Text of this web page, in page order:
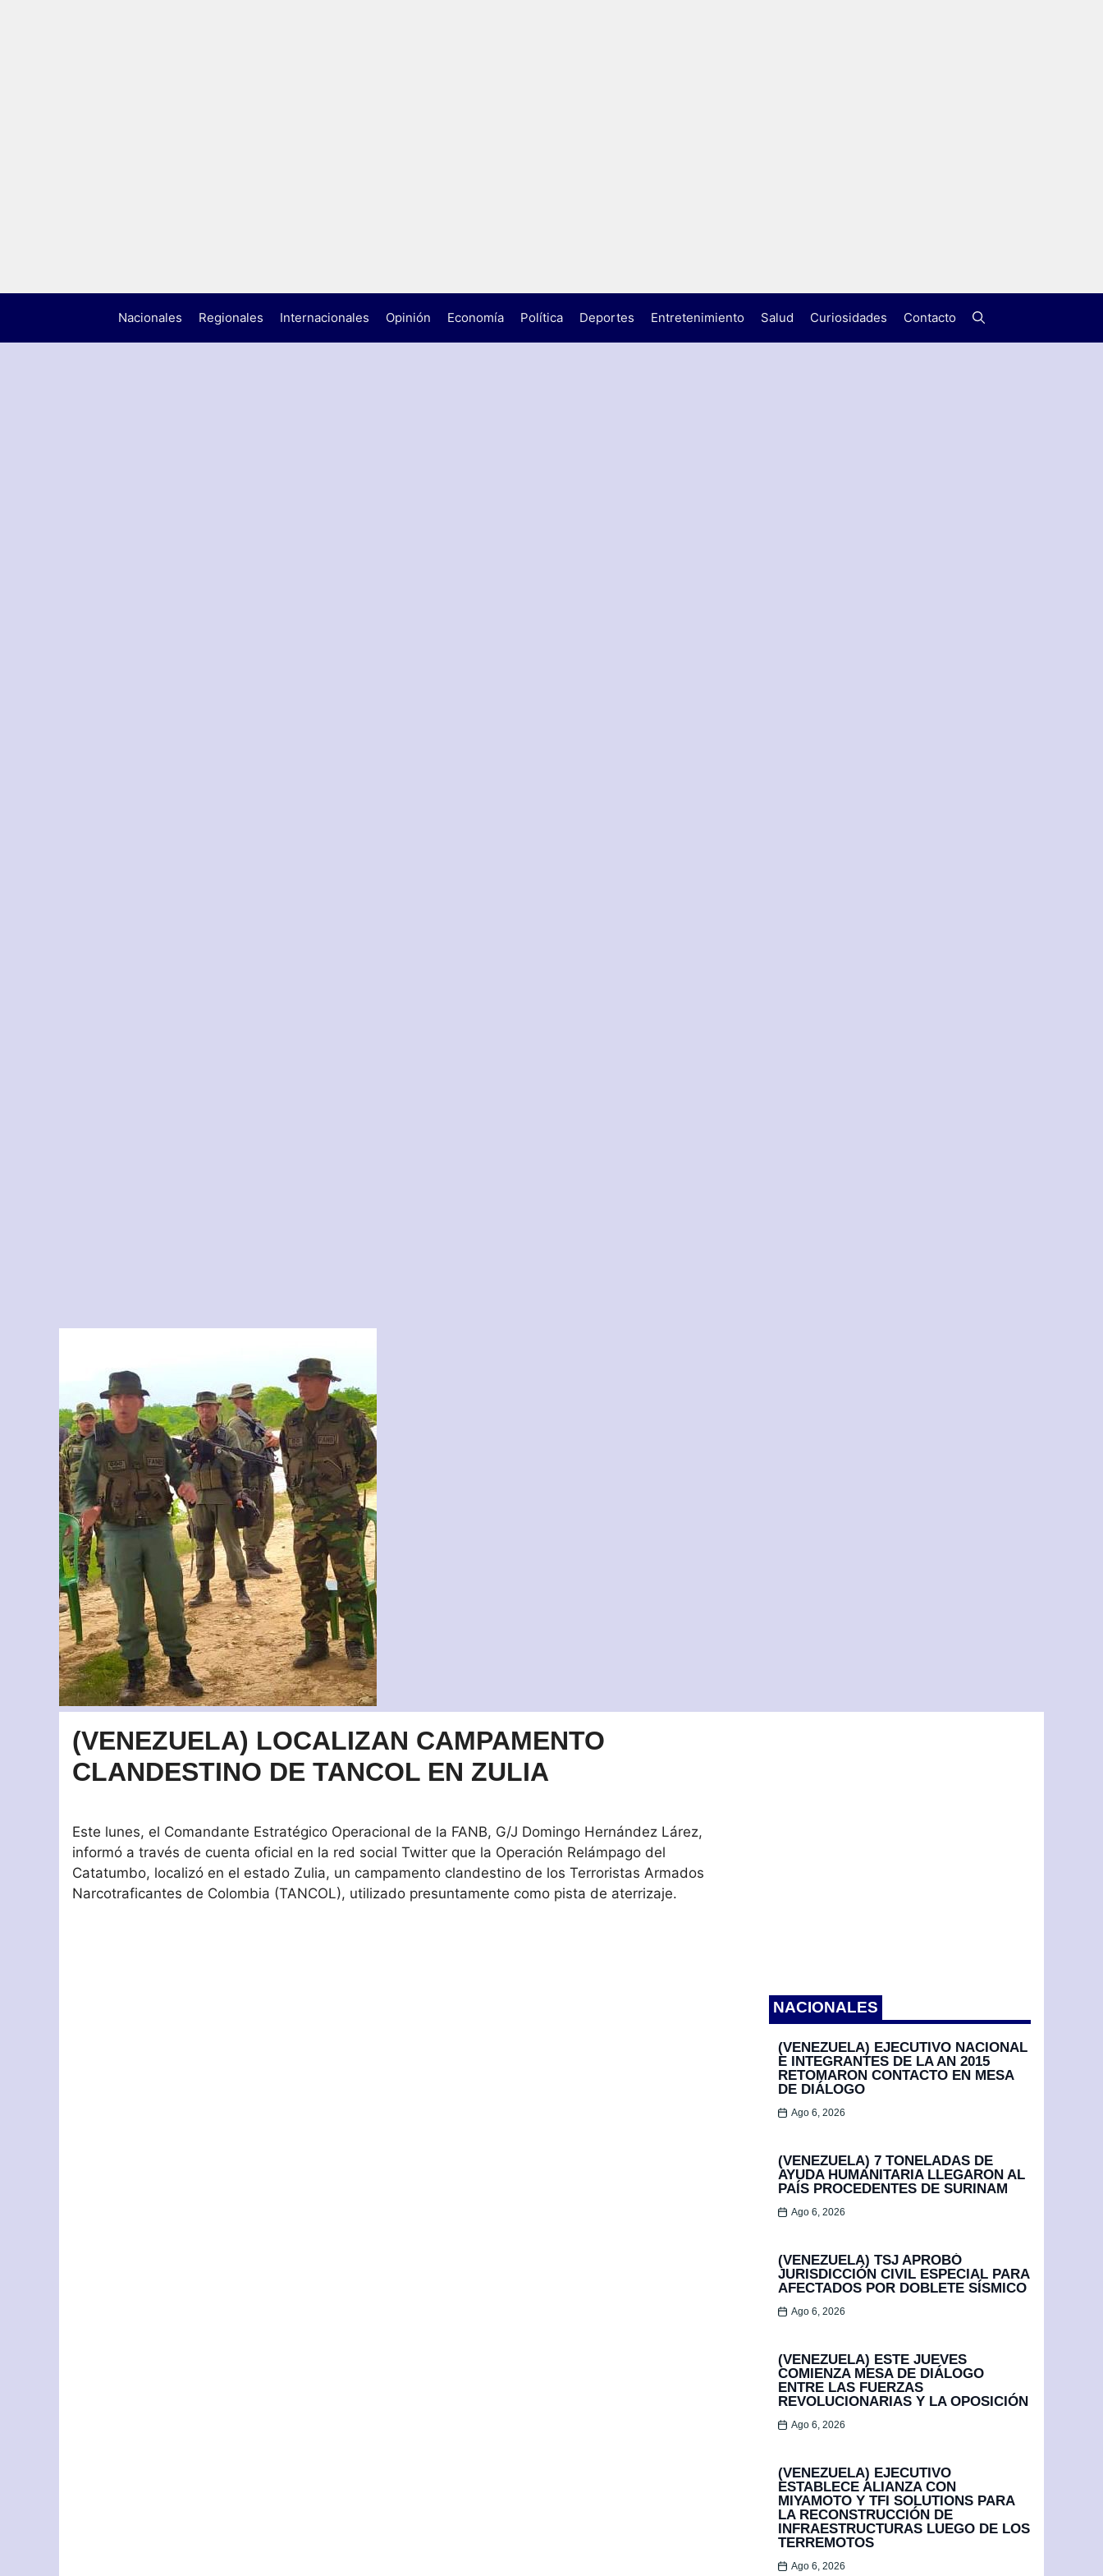
Nacionales Regionales Internacionales Opinión Economía Política Deportes Entretenimiento Salud Curiosidades Contacto
(VENEZUELA) LOCALIZAN CAMPAMENTO
CLANDESTINO DE TANCOL EN ZULIA
Este lunes, el Comandante Estratégico Operacional de la FANB, G/J Domingo Hernández Lárez,
informó a través de cuenta oficial en la red social Twitter que la Operación Relámpago del
Catatumbo, localizó en el estado Zulia, un campamento clandestino de los Terroristas Armados
Narcotraficantes de Colombia (TANCOL), utilizado presuntamente como pista de aterrizaje.
NACIONALES
(VENEZUELA) EJECUTIVO NACIONAL
E INTEGRANTES DE LA AN 2015
RETOMARON CONTACTO EN MESA
DE DIÁLOGO
Ago 6, 2026
(VENEZUELA) 7 TONELADAS DE
AYUDA HUMANITARIA LLEGARON AL
PAÍS PROCEDENTES DE SURINAM
Ago 6, 2026
(VENEZUELA) TSJ APROBÓ
JURISDICCIÓN CIVIL ESPECIAL PARA
AFECTADOS POR DOBLETE SÍSMICO
Ago 6, 2026
(VENEZUELA) ESTE JUEVES
COMIENZA MESA DE DIÁLOGO
ENTRE LAS FUERZAS
REVOLUCIONARIAS Y LA OPOSICIÓN
Ago 6, 2026
(VENEZUELA) EJECUTIVO
ESTABLECE ALIANZA CON
MIYAMOTO Y TFI SOLUTIONS PARA
LA RECONSTRUCCIÓN DE
INFRAESTRUCTURAS LUEGO DE LOS
TERREMOTOS
Ago 6, 2026